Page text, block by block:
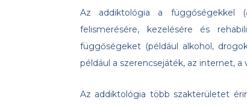
Az addiktológia a függőségekkel
felismerésére, kezelésére és
függőségeket (például alkohol,
például a szerencsejáték, az internet,
Az addiktológia több szakterületet